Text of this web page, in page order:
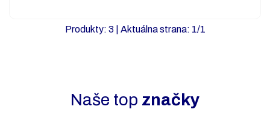
Produkty: 3 | Aktuálna strana: 1/1
Naše top značky